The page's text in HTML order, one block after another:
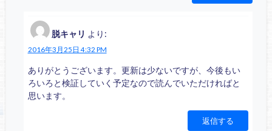
脱キャリ より:
2016年3月25日 4:32 PM
ありがとうございます。更新は少ないですが、今後もい
ろいろと検証していく予定なので読んでいただければと
思います。
返信する